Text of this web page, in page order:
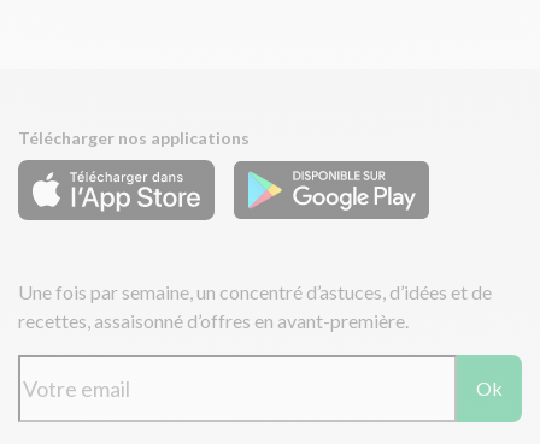
Télécharger nos applications
Une fois par semaine, un concentré d’astuces, d’idées et de
recettes, assaisonné d’offres en avant-première.
Ok